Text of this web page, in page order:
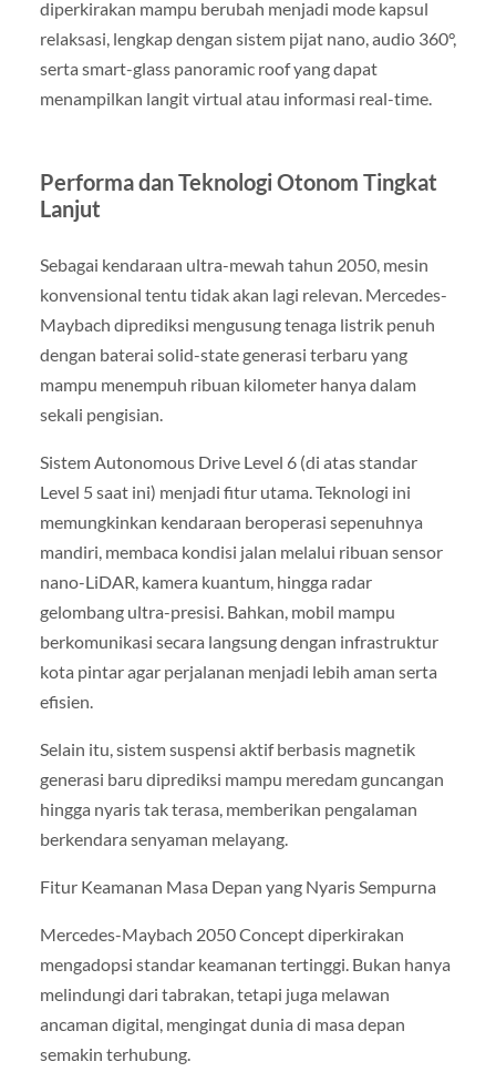
diperkirakan mampu berubah menjadi mode kapsul
relaksasi, lengkap dengan sistem pijat nano, audio 360°,
serta smart-glass panoramic roof yang dapat
menampilkan langit virtual atau informasi real-time.
Performa dan Teknologi Otonom Tingkat
Lanjut
Sebagai kendaraan ultra-mewah tahun 2050, mesin
konvensional tentu tidak akan lagi relevan. Mercedes-
Maybach diprediksi mengusung tenaga listrik penuh
dengan baterai solid-state generasi terbaru yang
mampu menempuh ribuan kilometer hanya dalam
sekali pengisian.
Sistem Autonomous Drive Level 6 (di atas standar
Level 5 saat ini) menjadi fitur utama. Teknologi ini
memungkinkan kendaraan beroperasi sepenuhnya
mandiri, membaca kondisi jalan melalui ribuan sensor
nano-LiDAR, kamera kuantum, hingga radar
gelombang ultra-presisi. Bahkan, mobil mampu
berkomunikasi secara langsung dengan infrastruktur
kota pintar agar perjalanan menjadi lebih aman serta
efisien.
Selain itu, sistem suspensi aktif berbasis magnetik
generasi baru diprediksi mampu meredam guncangan
hingga nyaris tak terasa, memberikan pengalaman
berkendara senyaman melayang.
Fitur Keamanan Masa Depan yang Nyaris Sempurna
Mercedes-Maybach 2050 Concept diperkirakan
mengadopsi standar keamanan tertinggi. Bukan hanya
melindungi dari tabrakan, tetapi juga melawan
ancaman digital, mengingat dunia di masa depan
semakin terhubung.